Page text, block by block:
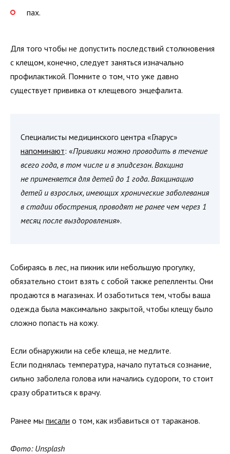
пах.
Для того чтобы не допустить последствий столкновения
с клещом, конечно, следует заняться изначально
профилактикой. Помните о том, что уже давно
существует прививка от клещевого энцефалита.
Специалисты медицинского центра «Гларус»
напоминают: «Прививки можно проводить в течение
всего года, в том числе и в эпидсезон. Вакцина
не применяется для детей до 1 года. Вакцинацию
детей и взрослых, имеющих хронические заболевания
в стадии обострения, проводят не ранее чем через 1
месяц после выздоровления».
Собираясь в лес, на пикник или небольшую прогулку,
обязательно стоит взять с собой также репелленты. Они
продаются в магазинах. И озаботиться тем, чтобы ваша
одежда была максимально закрытой, чтобы клещу было
сложно попасть на кожу.
Если обнаружили на себе клеща, не медлите.
Если поднялась температура, начало путаться сознание,
сильно заболела голова или начались судороги, то стоит
сразу обратиться к врачу.
Ранее мы писали о том, как избавиться от тараканов.
Фото: Unsplash